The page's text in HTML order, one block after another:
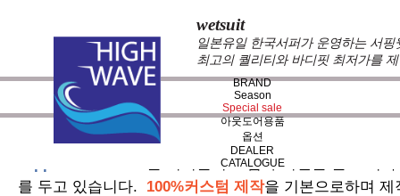
wetsuit
일본유일 한국서퍼가 운영하는 서
최고의 퀄리티와 바디핏 최저가를
BRAND
Season
Special sale
아웃도어용품
옵션
DEALER
CATALOGUE
는 서퍼들의 느낌과 의견를 듣고 적
를 두고 있습니다. 100%커스텀 제작을 기본으로하며